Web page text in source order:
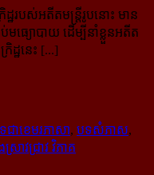
ដ្ឋរបស់អតីតមន្ត្រីរូបនោះ មាន
មធ្យោបាយ ដើម្បីនាំខ្លួនអតីត
ដ្ឋនេះ [...]
ជាខេមរភាសា, បទសំភាស,
រាវជ្រាវ វិភាគ